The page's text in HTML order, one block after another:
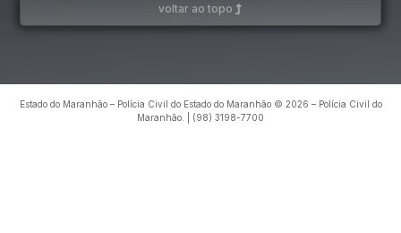
voltar ao topo
Estado do Maranhão – Polícia Civil do Estado do Maranhão © 2026 – Polícia Civil do
Maranhão. | (98) 3198-7700